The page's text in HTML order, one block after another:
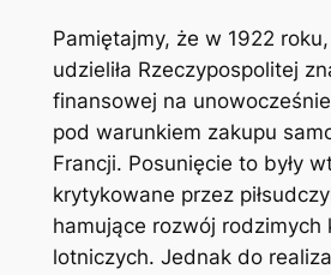
Pamiętajmy, że w 1922
udzieliła Rzeczypospolitej
finansowej na
pod warunkiem zakupu
Francji. Posunięcie to były
krytykowane przez
hamujące rozwój rodzimych
lotniczych. Jednak do